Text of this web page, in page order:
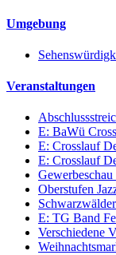
Umgebung
Veranstaltungen
E: BaWü
E: Crosslauf
E: Crosslauf
Oberstufen
E: TG Band
Verschiedene